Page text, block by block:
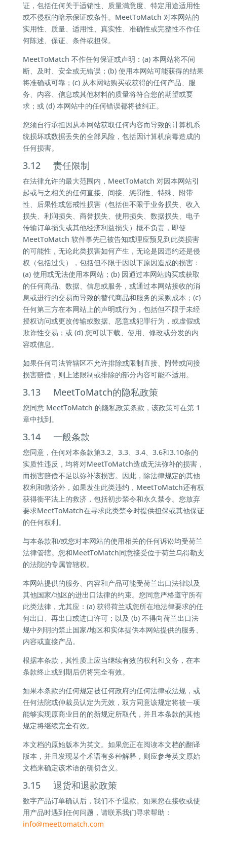
证，包括任何关于适销性、质量满意度、特定用途适用性
或不侵权的暗示保证或条件。MeetToMatch 对本网站的
实用性、质量、适用性、真实性、准确性或完整性不作任
何陈述、保证、条件或担保。
MeetToMatch 不作任何保证或声明：(a) 本网站将不间
断、及时、安全或无错误；(b) 使用本网站可能获得的结果
将准确或可靠；(c) 从本网站购买或获得的任何产品、服
务、内容、信息或其他材料的质量将符合您的期望或要
求；或 (d) 本网站中的任何错误都将被纠正。
您须自行承担因从本网站获取任何内容而导致的计算机系
统损坏或数据丢失的全部风险，包括因计算机病毒造成的
任何损害。
3.12 责任限制
在法律允许的最大范围内，MeetToMatch 对因本网站引
起或与之相关的任何直接、间接、惩罚性、特殊、附带
性、后果性或惩戒性损害（包括但不限于业务损失、收入
损失、利润损失、商誉损失、使用损失、数据损失、电子
传输订单损失或其他经济利益损失）概不负责，即使
MeetToMatch 软件事先已被告知或理应预见到此类损害
的可能性，无论此类损害如何产生，无论是因违约还是侵
权（包括过失），包括但不限于因以下原因造成的损害：
(a) 使用或无法使用本网站；(b) 因通过本网站购买或获取
的任何商品、数据、信息或服务，或通过本网站接收的消
息或进行的交易而导致的替代商品和服务的采购成本；(c)
任何第三方在本网站上的声明或行为，包括但不限于未经
授权访问或更改传输或数据、恶意或犯罪行为，或虚假或
欺诈性交易；或 (d) 您可以下载、使用、修改或分发的内
容或信息。
如果任何司法管辖区不允许排除或限制直接、附带或间接
损害赔偿，则上述限制或排除的部分内容可能不适用。
3.13 MeetToMatch的隐私政策
您同意 MeetToMatch 的隐私政策条款，该政策可在第 1
章中找到。
3.14 一般条款
您同意，任何对本条款第3.2、3.3、3.4、3.6和3.10条的
实质性违反，均将对MeetToMatch造成无法弥补的损害，
而损害赔偿不足以弥补该损害。因此，除法律规定的其他
权利和救济外，如果发生此类违约，MeetToMatch还有权
获得衡平法上的救济，包括初步禁令和永久禁令。您放弃
要求MeetToMatch在寻求此类禁令时提供担保或其他保证
的任何权利。
与本条款和/或您对本网站的使用相关的任何诉讼均受荷兰
法律管辖。您和MeetToMatch同意接受位于荷兰乌得勒支
的法院的专属管辖权。
本网站提供的服务、内容和产品可能受荷兰出口法律以及
其他国家/地区的进出口法律的约束。您同意严格遵守所有
此类法律，尤其应：(a) 获得荷兰或您所在地法律要求的任
何出口、再出口或进口许可；以及 (b) 不得向荷兰出口法
规中列明的禁止国家/地区和实体提供本网站提供的服务、
内容或直接产品。
根据本条款，其性质上应当继续有效的权利和义务，在本
条款终止或到期后仍将完全有效。
如果本条款的任何规定被任何政府的任何法律或法规，或
任何法院或仲裁员认定为无效，双方同意该规定将被一项
能够实现原商业目的的新规定所取代，并且本条款的其他
规定将继续完全有效。
本文档的原始版本为英文。如果您正在阅读本文档的翻译
版本，并且发现某个术语有多种解释，则应参考英文原始
文档来确定该术语的确切含义。
3.15 退货和退款政策
数字产品订单确认后，我们不予退款。如果您在接收或使
用产品时遇到任何问题，请联系我们寻求帮助：
info@meettomatch.com